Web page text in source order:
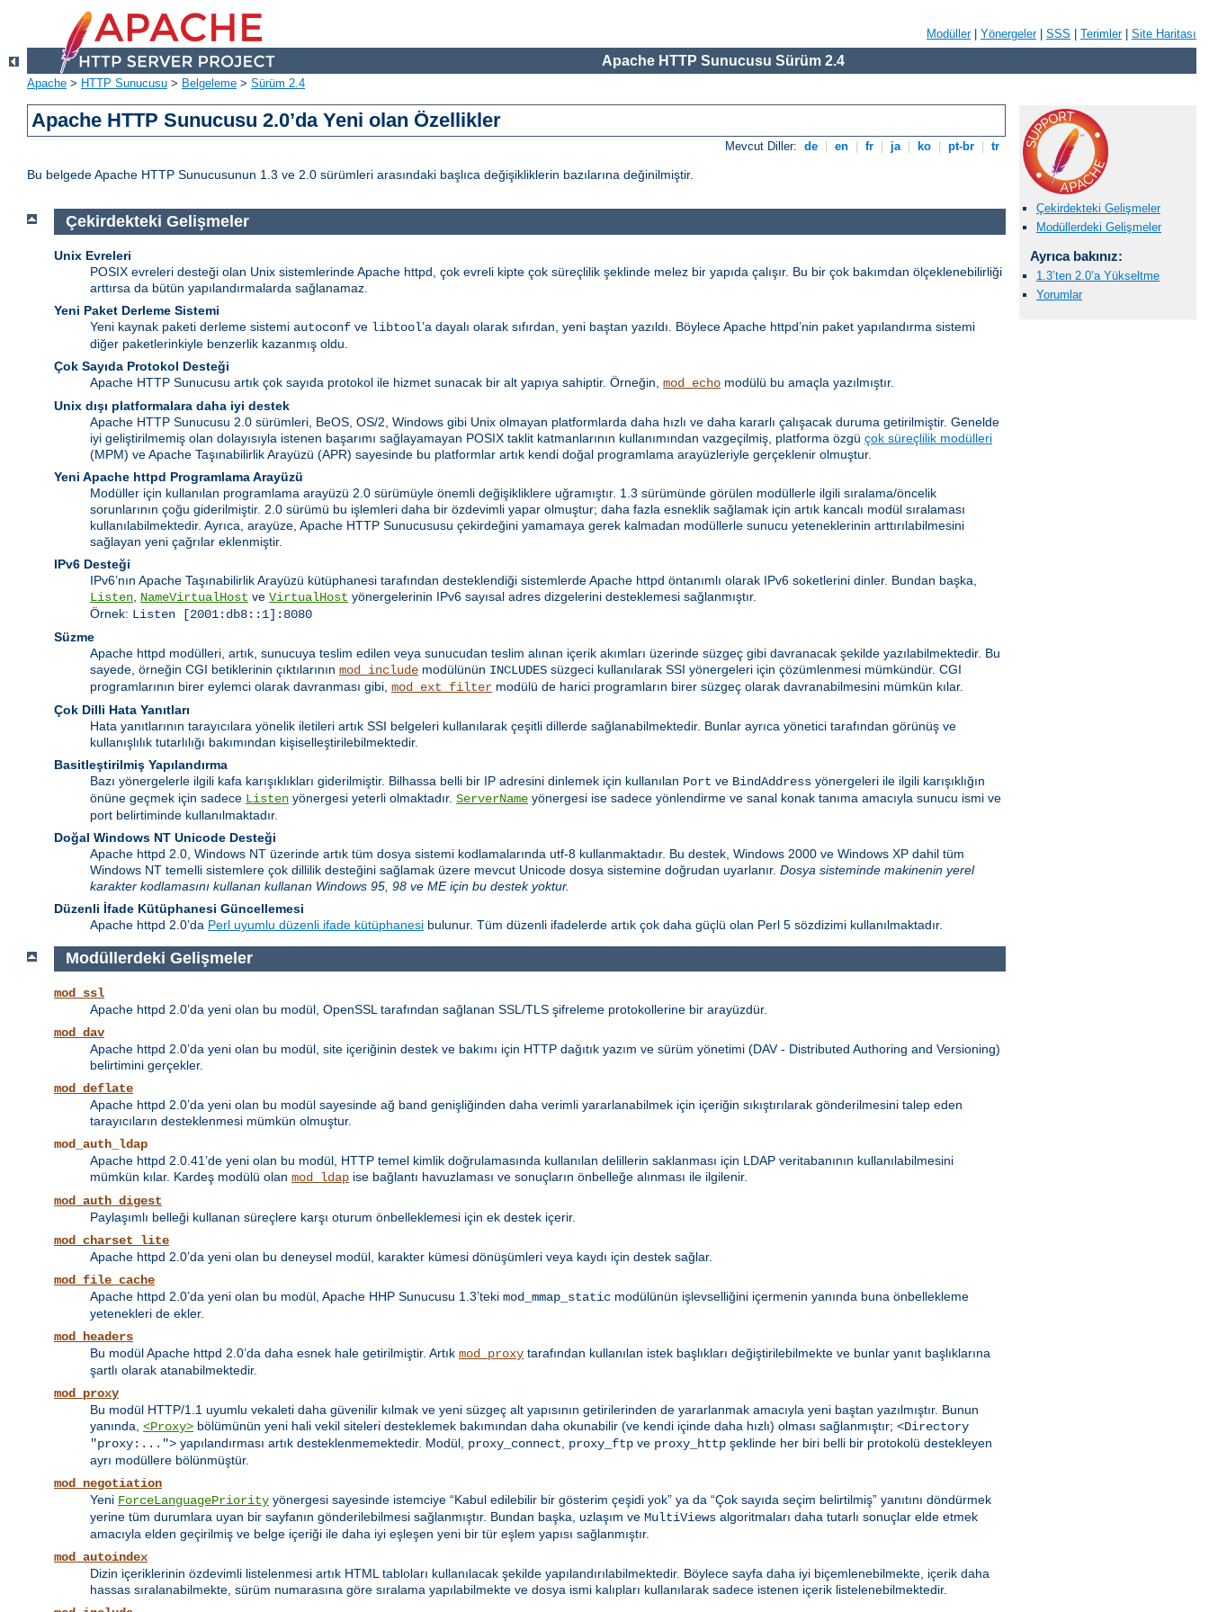
Modüller| Yönergeler| SSS Terimler| Site Haritası
Apache HTTP Sunucusu Sürüm 2.4
Apache > HTTP Sunucusu > Belgeleme > Sürüm 2.4
Apache HTTP Sunucusu 2.0’da Yeni olan Özellikler
Mevcut Diller: de en fr ja ko pt-br tr
Bu belgede Apache HTTP Sunucusunun 1.3 ve 2.0 sürümleri arasındaki başlıca değişikliklerin bazılarına değinilmiştir.
Çekirdekteki Gelişmeler
Modüllerdeki Gelişmeler
Ayrıca bakınız:
1.3’ten 2.0’a Yükseltme
Yorumlar
Çekirdekteki Gelişmeler
Unix Evreleri
POSIX evreleri desteği olan Unix sistemlerinde Apache httpd, çok evreli kipte çok süreçlilik şeklinde melez bir yapıda çalışır. Bu bir çok bakımdan ölçeklenebilirliği
arttırsa da bütün yapılandırmalarda sağlanamaz.
Yeni Paket Derleme Sistemi
Yeni kaynak paketi derleme sistemi autoconf ve libtool’a dayalı olarak sıfırdan, yeni baştan yazıldı. Böylece Apache httpd’nin paket yapılandırma sistemi
diğer paketlerinkiyle benzerlik kazanmış oldu.
Çok Sayıda Protokol Desteği
Apache HTTP Sunucusu artık çok sayıda protokol ile hizmet sunacak bir alt yapıya sahiptir. Örneğin, mod_echo modülü bu amaçla yazılmıştır.
Unix dışı platformalara daha iyi destek
Apache HTTP Sunucusu 2.0 sürümleri, BeOS, OS/2, Windows gibi Unix olmayan platformlarda daha hızlı ve daha kararlı çalışacak duruma getirilmiştir. Genelde
iyi geliştirilmemiş olan dolayısıyla istenen başarımı sağlayamayan POSIX taklit katmanlarının kullanımından vazgeçilmiş, platforma özgü çok süreçlilik modülleri
(MPM) ve Apache Taşınabilirlik Arayüzü (APR) sayesinde bu platformlar artık kendi doğal programlama arayüzleriyle gerçeklenir olmuştur.
Yeni Apache httpd Programlama Arayüzü
Modüller için kullanılan programlama arayüzü 2.0 sürümüyle önemli değişikliklere uğramıştır. 1.3 sürümünde görülen modüllerle ilgili sıralama/öncelik
sorunlarının çoğu giderilmiştir. 2.0 sürümü bu işlemleri daha bir özdevimli yapar olmuştur; daha fazla esneklik sağlamak için artık kancalı modül sıralaması
kullanılabilmektedir. Ayrıca, arayüze, Apache HTTP Sunucususu çekirdeğini yamamaya gerek kalmadan modüllerle sunucu yeteneklerinin arttırılabilmesini
sağlayan yeni çağrılar eklenmiştir.
IPv6 Desteği
IPv6’nın Apache Taşınabilirlik Arayüzü kütüphanesi tarafından desteklendiği sistemlerde Apache httpd öntanımlı olarak IPv6 soketlerini dinler. Bundan başka,
Listen NameVirtualHost ve VirtualHost yönergelerinin IPv6 sayısal adres dizgelerini desteklemesi sağlanmıştır.
Örnek: Listen [2001:db8::1]:8080
Süzme
Apache httpd modülleri, artık, sunucuya teslim edilen veya sunucudan teslim alınan içerik akımları üzerinde süzgeç gibi davranacak şekilde yazılabilmektedir. Bu
sayede, örneğin CGI betiklerinin çıktılarının mod_include modülünün INCLUDES süzgeci kullanılarak SSI yönergeleri için çözümlenmesi mümkündür. CGI
programlarının birer eylemci olarak davranması gibi, mod_ext_filter modülü de harici programların birer süzgeç olarak davranabilmesini mümkün kılar.
Çok Dilli Hata Yanıtları
Hata yanıtlarının tarayıcılara yönelik iletileri artık SSI belgeleri kullanılarak çeşitli dillerde sağlanabilmektedir. Bunlar ayrıca yönetici tarafından görünüş ve
kullanışlılık tutarlılığı bakımından kişiselleştirilebilmektedir.
Basitleştirilmiş Yapılandırma
Bazı yönergelerle ilgili kafa karışıklıkları giderilmiştir. Bilhassa belli bir IP adresini dinlemek için kullanılan Port ve BindAddress yönergeleri ile ilgili karışıklığın
önüne geçmek için sadece Listen yönergesi yeterli olmaktadır. ServerName yönergesi ise sadece yönlendirme ve sanal konak tanıma amacıyla sunucu ismi ve
port belirtiminde kullanılmaktadır.
Doğal Windows NT Unicode Desteği
Apache httpd 2.0, Windows NT üzerinde artık tüm dosya sistemi kodlamalarında utf-8 kullanmaktadır. Bu destek, Windows 2000 ve Windows XP dahil tüm
Windows NT temelli sistemlere çok dillilik desteğini sağlamak üzere mevcut Unicode dosya sistemine doğrudan uyarlanır. Dosya sisteminde makinenin yerel
karakter kodlamasını kullanan kullanan Windows 95, 98 ve ME için bu destek yoktur.
Düzenli İfade Kütüphanesi Güncellemesi
Apache httpd 2.0’da Perl uyumlu düzenli ifade kütüphanesi bulunur. Tüm düzenli ifadelerde artık çok daha güçlü olan Perl 5 sözdizimi kullanılmaktadır.
Modüllerdeki Gelişmeler
mod_ssl
Apache httpd 2.0’da yeni olan bu modül, OpenSSL tarafından sağlanan SSL/TLS şifreleme protokollerine bir arayüzdür.
mod_dav
Apache httpd 2.0’da yeni olan bu modül, site içeriğinin destek ve bakımı için HTTP dağıtık yazım ve sürüm yönetimi (DAV - Distributed Authoring and Versioning)
belirtimini gerçekler.
mod_deflate
Apache httpd 2.0’da yeni olan bu modül sayesinde ağ band genişliğinden daha verimli yararlanabilmek için içeriğin sıkıştırılarak gönderilmesini talep eden
tarayıcıların desteklenmesi mümkün olmuştur.
mod_auth_ldap
Apache httpd 2.0.41’de yeni olan bu modül, HTTP temel kimlik doğrulamasında kullanılan delillerin saklanması için LDAP veritabanının kullanılabilmesini
mümkün kılar. Kardeş modülü olan mod_ldap ise bağlantı havuzlaması ve sonuçların önbelleğe alınması ile ilgilenir.
mod_auth_digest
Paylaşımlı belleği kullanan süreçlere karşı oturum önbelleklemesi için ek destek içerir.
mod_charset_lite
Apache httpd 2.0’da yeni olan bu deneysel modül, karakter kümesi dönüşümleri veya kaydı için destek sağlar.
mod_file_cache
Apache httpd 2.0’da yeni olan bu modül, Apache HHP Sunucusu 1.3’teki mod_mmap_static modülünün işlevselliğini içermenin yanında buna önbellekleme
yetenekleri de ekler.
mod_headers
Bu modül Apache httpd 2.0’da daha esnek hale getirilmiştir. Artık mod_proxy tarafından kullanılan istek başlıkları değiştirilebilmekte ve bunlar yanıt başlıklarına
şartlı olarak atanabilmektedir.
mod_proxy
Bu modül HTTP/1.1 uyumlu vekaleti daha güvenilir kılmak ve yeni süzgeç alt yapısının getirilerinden de yararlanmak amacıyla yeni baştan yazılmıştır. Bunun
yanında, <Proxy> bölümünün yeni hali vekil siteleri desteklemek bakımından daha okunabilir (ve kendi içinde daha hızlı) olması sağlanmıştır; <Directory
"proxy:..."> yapılandırması artık desteklenmemektedir. Modül, proxy_connect proxy_ftp ve proxy_http şeklinde her biri belli bir protokolü destekleyen
ayrı modüllere bölünmüştür.
mod_negotiation
Yeni ForceLanguagePriority yönergesi sayesinde istemciye “Kabul edilebilir bir gösterim çeşidi yok” ya da “Çok sayıda seçim belirtilmiş” yanıtını döndürmek
yerine tüm durumlara uyan bir sayfanın gönderilebilmesi sağlanmıştır. Bundan başka, uzlaşım ve MultiViews algoritmaları daha tutarlı sonuçlar elde etmek
amacıyla elden geçirilmiş ve belge içeriği ile daha iyi eşleşen yeni bir tür eşlem yapısı sağlanmıştır.
mod_autoindex
Dizin içeriklerinin özdevimli listelenmesi artık HTML tabloları kullanılacak şekilde yapılandırılabilmektedir. Böylece sayfa daha iyi biçemlenebilmekte, içerik daha
hassas sıralanabilmekte, sürüm numarasına göre sıralama yapılabilmekte ve dosya ismi kalıpları kullanılarak sadece istenen içerik listelenebilmektedir.